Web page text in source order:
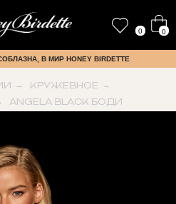
0 0
В МИР HONEY BIRDETTE
→ КРУЖЕВНОЕ →
ANGELA BLACK БОДИ